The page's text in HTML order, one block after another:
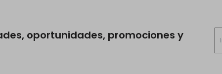
oportunidades, promociones y